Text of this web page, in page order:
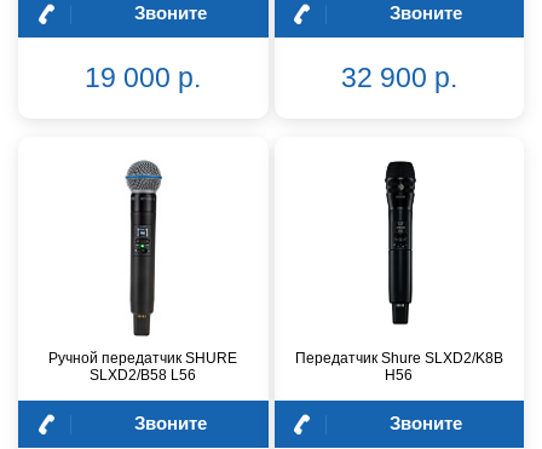
Звоните
19 000 р.
Звоните
32 900 р.
Ручной передатчик SHURE
SLXD2/B58 L56
Звоните
Передатчик Shure SLXD2/K8B
H56
Звоните